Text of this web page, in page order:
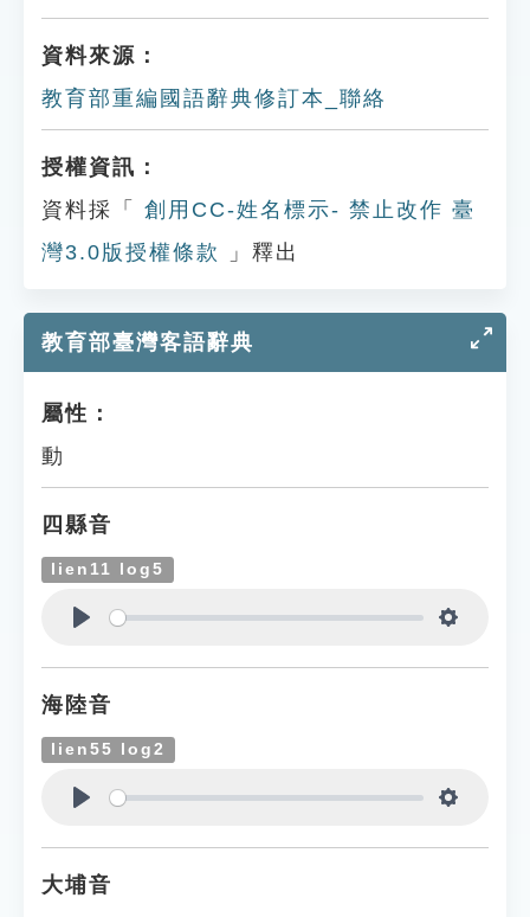
資料來源：
教育部重編國語辭典修訂本_聯絡
授權資訊：
資料採「
創用CC-姓名標示- 禁止改作 臺
灣3.0版授權條款
」釋出
教育部臺灣客語辭典
屬性：
動
四縣音
lien11 log5
海陸音
lien55 log2
大埔音